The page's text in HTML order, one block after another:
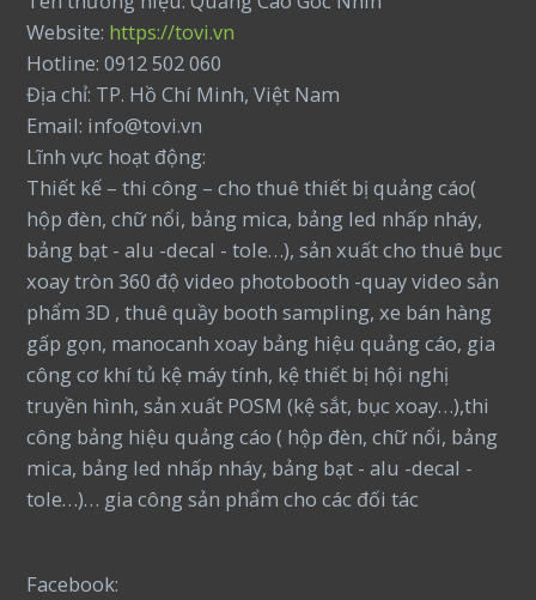
Website: https://tovi.vn
Hotline: 0912 502 060
Địa chỉ: TP. Hồ Chí Minh, Việt Nam
Email: info@tovi.vn
Lĩnh vực hoạt động:
Thiết kế – thi công – cho thuê thiết bị quảng cáo(
hộp đèn, chữ nổi, bảng mica, bảng led nhấp nháy,
bảng bạt - alu -decal - tole…), sản xuất cho thuê bục
xoay tròn 360 độ video photobooth -quay video sản
phẩm 3D , thuê quầy booth sampling, xe bán hàng
gấp gọn, manocanh xoay bảng hiệu quảng cáo, gia
công cơ khí tủ kệ máy tính, kệ thiết bị hội nghị
truyền hình, sản xuất POSM (kệ sắt, bục xoay…),thi
công bảng hiệu quảng cáo ( hộp đèn, chữ nổi, bảng
mica, bảng led nhấp nháy, bảng bạt - alu -decal -
tole…)… gia công sản phẩm cho các đối tác
Facebook: